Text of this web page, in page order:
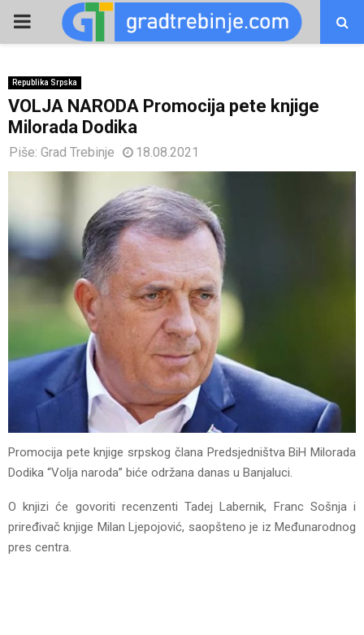
PRIMARY
Republika Srpska
VOLJA NARODA Promocija pete knjige
Milorada Dodika
Piše: Grad Trebinje 18.08.2021
Promocija pete knjige srpskog člana Predsjedništva BiH Milorada
Dodika “Volja naroda” biće održana danas u Banjaluci.
O knjizi će govoriti recenzenti Tadej Labernik, Franc Sošnja i
priređivač knjige Milan Ljepojović, saopšteno je iz Međunarodnog
pres centra.